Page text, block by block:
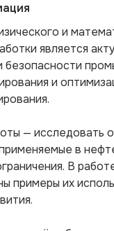
и
является
безопасности
и
— исследовать
в
В
примеры их